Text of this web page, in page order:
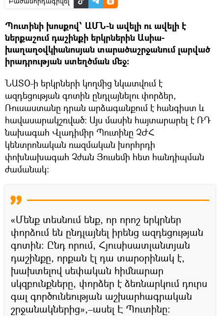
Պուտինի խոսքով՝ ԱՄՆ-ն ավելի ու ավելի է
ներքաշում դաշինքի երկրներին Ասիա-
խաղաղօվկիանոսյան տարածաշրջանում լարված
իրադրության ստեղծման մեջ:
ՆԱՏՕ-ի երկրների կողմից նկատվում է
ազդեցության գոտին ընդլայնելու փորձեր,
Ռուսաստանը դրան արձագանքում է հանգիստ և
հավասարակշռված։ Այս մասին հայտարարել է ՌԴ
նախագահ Վլադիմիր Պուտինը ՉԺՀ
կենտրոնական ռազմական խորհրդի
փոխնախագահ Չժան Յուսեմի հետ հանդիպման
ժամանակ։
«Մենք տեսնում ենք, որ որոշ երկրներ
փորձում են ընդլայնել իրենց ազդեցության
գոտին։ Ընդ որում, Հյուսիսատլանտյան
դաշինքը, որքան էլ դա տարօրինակ է,
խախտելով սեփական հիմնարար
սկզբունքները, փորձեր է ձեռնարկում դուրս
գալ գործունեության աշխարհագրական
շրջանակներից»,–ասել Է Պուտինը։